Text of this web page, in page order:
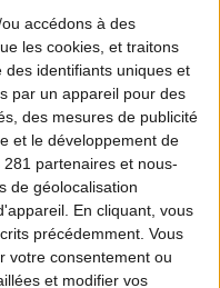
accédons à des
les cookies, et traitons
identifiants uniques et
par un appareil pour des
des mesures de publicité
et le développement de
partenaires et nous-
de géolocalisation
En cliquant, vous
précédemment. Vous
votre consentement ou
et modifier vos